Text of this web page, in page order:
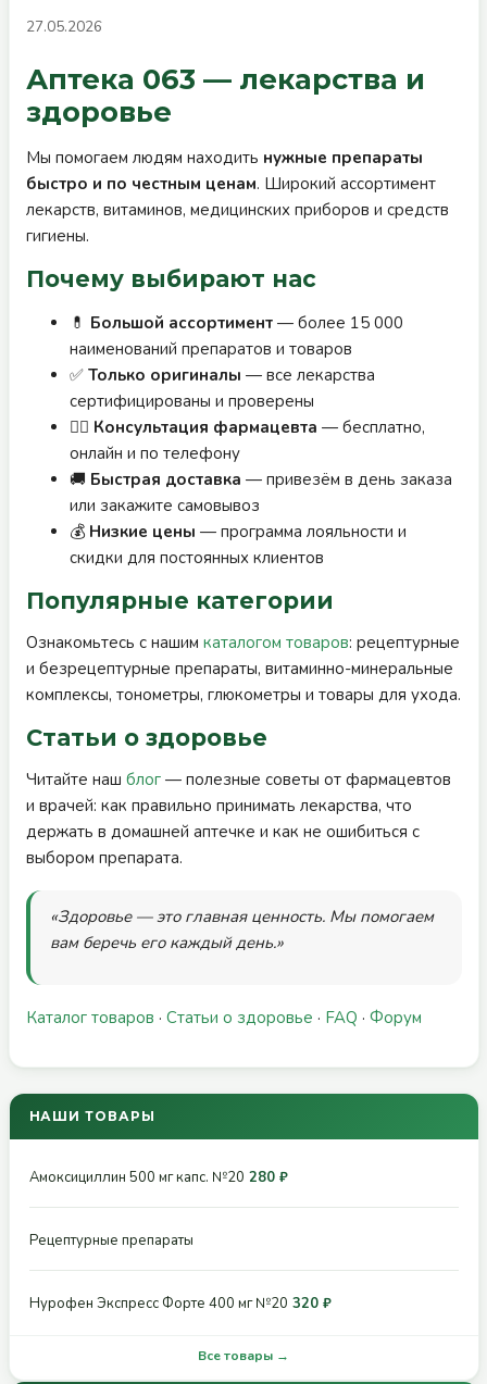
27.05.2026
Аптека 063 — лекарства и
здоровье
Мы помогаем людям находить нужные препараты
быстро и по честным ценам. Широкий ассортимент
лекарств, витаминов, медицинских приборов и средств
гигиены.
Почему выбирают нас
💊 Большой ассортимент— более 15 000
наименований препаратов и товаров
✅ Только оригиналы — все лекарства
сертифицированы и проверены
👨‍⚕️ Консультация фармацевта — бесплатно,
онлайн и по телефону
🚚 Быстрая доставка — привезём в день заказа
или закажите самовывоз
💰 Низкие цены — программа лояльности и
скидки для постоянных клиентов
Популярные категории
Ознакомьтесь с нашим каталогом товаров: рецептурные
и безрецептурные препараты, витаминно-минеральные
комплексы, тонометры, глюкометры и товары для ухода.
Статьи о здоровье
Читайте наш блог— полезные советы от фармацевтов
и врачей: как правильно принимать лекарства, что
держать в домашней аптечке и как не ошибиться с
выбором препарата.
«Здоровье — это главная ценность. Мы помогаем
вам беречь его каждый день.»
Каталог товаров · Статьи о здоровье · FAQ · Форум
НАШИ ТОВАРЫ
Амоксициллин 500 мг капс. №20 280 ₽
Рецептурные препараты
Нурофен Экспресс Форте 400 мг №20 320 ₽
Все товары →